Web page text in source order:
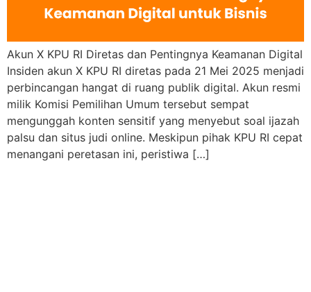
Akun X KPU RI Diretas dan Pentingnya Keamanan Digital
Insiden akun X KPU RI diretas pada 21 Mei 2025 menjadi
perbincangan hangat di ruang publik digital. Akun resmi
milik Komisi Pemilihan Umum tersebut sempat
mengunggah konten sensitif yang menyebut soal ijazah
palsu dan situs judi online. Meskipun pihak KPU RI cepat
menangani peretasan ini, peristiwa […]